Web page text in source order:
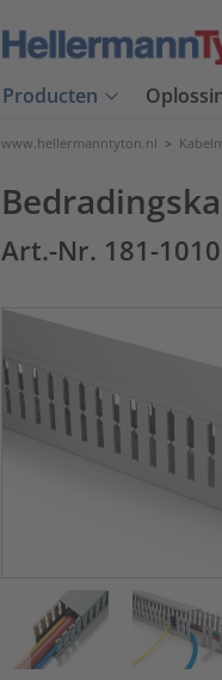
Producten
www.hellermanntyton.nl >
Art.-Nr. 181-